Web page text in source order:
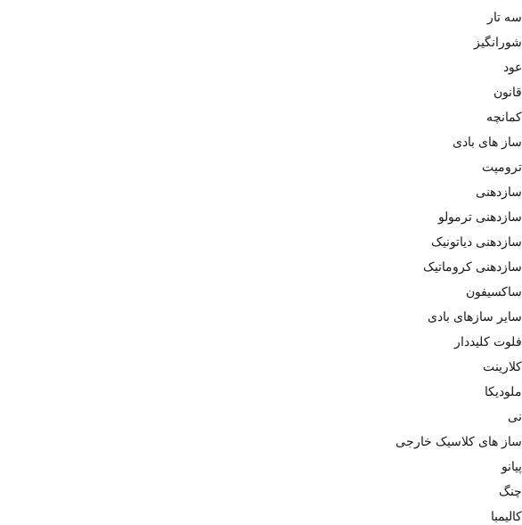
سه تار
شورانگیز
عود
قانون
کمانچه
ساز های بادی
ترومپت
سازدهنی
سازدهنی ترمولو
سازدهنی دیاتونیک
سازدهنی کروماتیک
ساکسیفون
سایر سازهای بادی
فلوت کلیددار
کلارینت
ملودیکا
نی
ساز های کلاسیک خارجی
پیانو
چنگ
کالیمبا